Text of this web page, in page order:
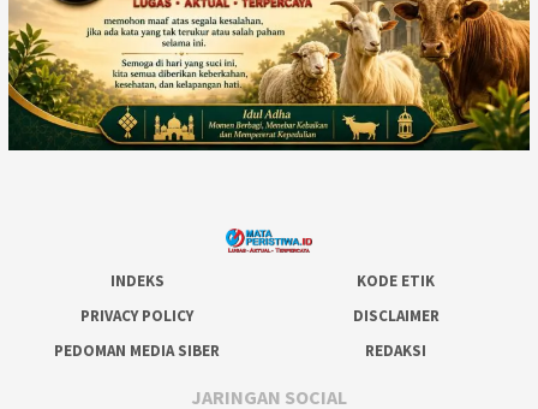
INDEKS
KODE ETIK
PRIVACY POLICY
DISCLAIMER
PEDOMAN MEDIA SIBER
REDAKSI
JARINGAN SOCIAL